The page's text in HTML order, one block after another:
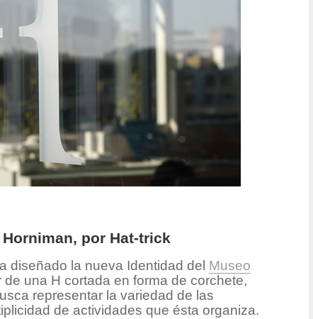
por Hat-trick
diseñado la nueva Identidad del Museo
una H cortada en forma de corchete,
representar la variedad de las
de actividades que ésta organiza.